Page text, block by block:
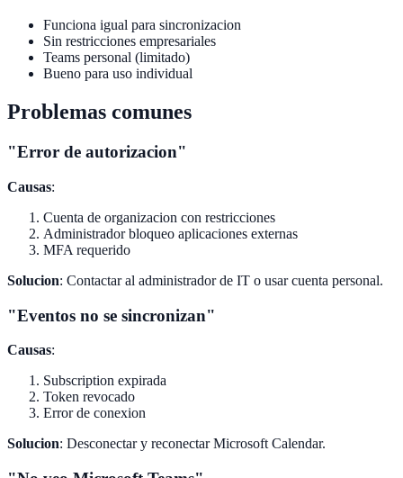
Funciona igual para sincronizacion
Sin restricciones empresariales
Teams personal (limitado)
Bueno para uso individual
Problemas comunes
"Error de autorizacion"
Causas:
Cuenta de organizacion con restricciones
Administrador bloqueo aplicaciones externas
MFA requerido
Solucion: Contactar al administrador de IT o usar cuenta personal.
"Eventos no se sincronizan"
Causas:
Subscription expirada
Token revocado
Error de conexion
Solucion: Desconectar y reconectar Microsoft Calendar.